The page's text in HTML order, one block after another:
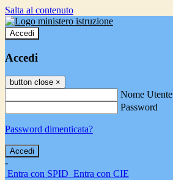
Salta al contenuto
Accedi
Accedi
button close ×
Nome Utente
Password
Password dimenticata?
-
Entra con SPID Entra con CIE